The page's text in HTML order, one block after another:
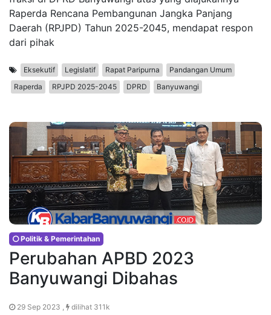
Raperda Rencana Pembangunan Jangka Panjang
Daerah (RPJPD) Tahun 2025-2045, mendapat respon
dari pihak
Eksekutif Legislatif Rapat Paripurna
Pandangan Umum
Raperda
RPJPD 2025-2045 DPRD Banyuwangi
Politik & Pemerintahan
Perubahan APBD 2023
Banyuwangi Dibahas
29 Sep 2023 , dilihat 311k